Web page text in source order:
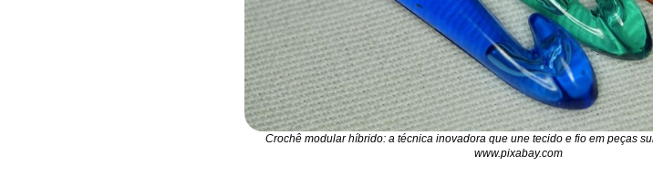
Crochê modular híbrido: a técnica inovadora que une tecido e fio em peças
www.pixabay.com